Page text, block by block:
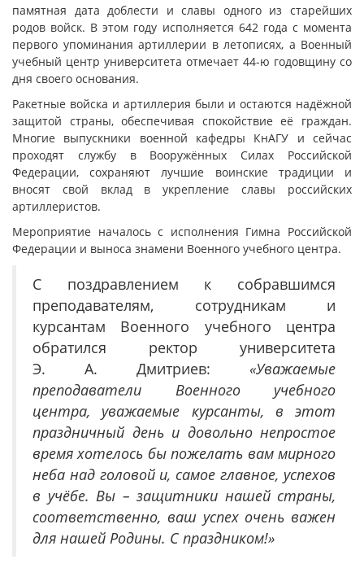
памятная дата доблести и славы одного из старейших
родов войск. В этом году исполняется 642 года с момента
первого упоминания артиллерии в летописях, а Военный
учебный центр университета отмечает 44-ю годовщину со
дня своего основания.
Ракетные войска и артиллерия были и остаются надёжной
защитой страны, обеспечивая спокойствие её граждан.
Многие выпускники военной кафедры КнАГУ и сейчас
проходят службу в Вооружённых Силах Российской
Федерации, сохраняют лучшие воинские традиции и
вносят свой вклад в укрепление славы российских
артиллеристов.
Мероприятие началось с исполнения Гимна Российской
Федерации и выноса знамени Военного учебного центра.
С поздравлением к собравшимся
преподавателям, сотрудникам и
курсантам Военного учебного центра
обратился ректор университета
Э. А. Дмитриев: «Уважаемые
преподаватели Военного учебного
центра, уважаемые курсанты, в этот
праздничный день и довольно непростое
время хотелось бы пожелать вам мирного
неба над головой и, самое главное, успехов
в учёбе. Вы – защитники нашей страны,
соответственно, ваш успех очень важен
для нашей Родины. С праздником!»